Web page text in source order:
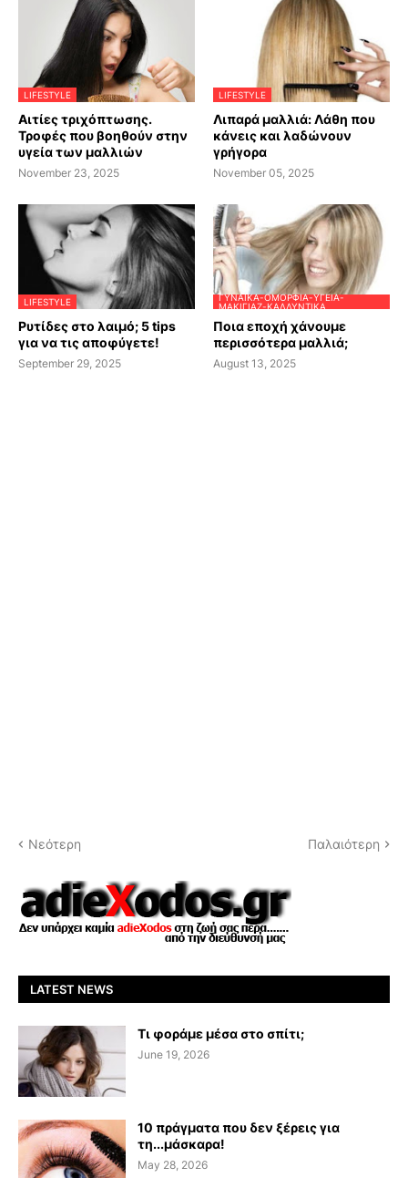
LIFESTYLE
Αιτίες τριχόπτωσης.
Τροφές που βοηθούν στην
υγεία των μαλλιών
November 23, 2025
LIFESTYLE
Λιπαρά μαλλιά: Λάθη που
κάνεις και λαδώνουν
γρήγορα
November 05, 2025
LIFESTYLE
Ρυτίδες στο λαιμό; 5 tips
για να τις αποφύγετε!
September 29, 2025
ΓΥΝΑΊΚΑ-ΟΜΟΡΦΙΆ-ΥΓΕΊΑ-
ΜΑΚΙΓΙΆΖ-ΚΑΛΛΥΝΤΙΚΆ
Ποια εποχή χάνουμε
περισσότερα μαλλιά;
August 13, 2025
Νεότερη Παλαιότερη
LATEST NEWS
Τι φοράμε μέσα στο σπίτι;
June 19, 2026
10 πράγματα που δεν ξέρεις για
τη...μάσκαρα!
May 28, 2026